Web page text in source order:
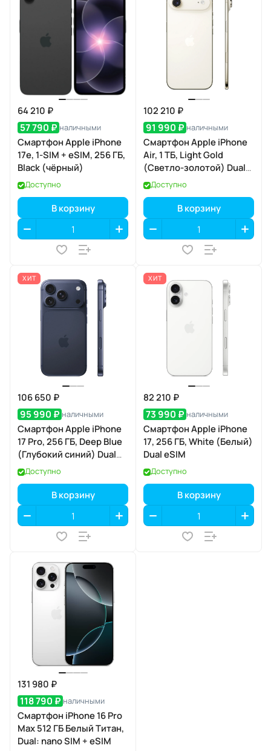
64 210 ₽
57 790 ₽ наличными
Смартфон Apple iPhone
17e, 1-SIM + eSIM, 256 ГБ,
Black (чёрный)
Доступно
В корзину
102 210 ₽
91 990 ₽ наличными
Смартфон Apple iPhone
Air, 1 ТБ, Light Gold
(Светло-золотой) Dual
eSIM
Доступно
В корзину
ХИТ
106 650 ₽
95 990 ₽ наличными
Смартфон Apple iPhone
17 Pro, 256 ГБ, Deep Blue
(Глубокий синий) Dual
eSIM
Доступно
В корзину
ХИТ
82 210 ₽
73 990 ₽ наличными
Смартфон Apple iPhone
17, 256 ГБ, White (Белый)
Dual eSIM
Доступно
В корзину
131 980 ₽
118 790 ₽ наличными
Смартфон iPhone 16 Pro
Max 512 ГБ Белый Титан,
Dual: nano SIM + eSIM